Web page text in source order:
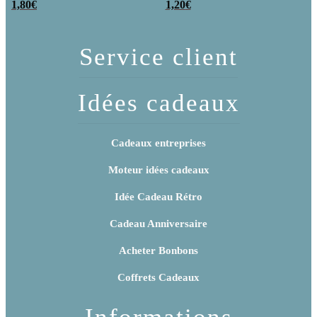
poudre (x20)
1,80€
x 3
1,20€
Service client
Idées cadeaux
Cadeaux entreprises
Moteur idées cadeaux
Idée Cadeau Rétro
Cadeau Anniversaire
Acheter Bonbons
Coffrets Cadeaux